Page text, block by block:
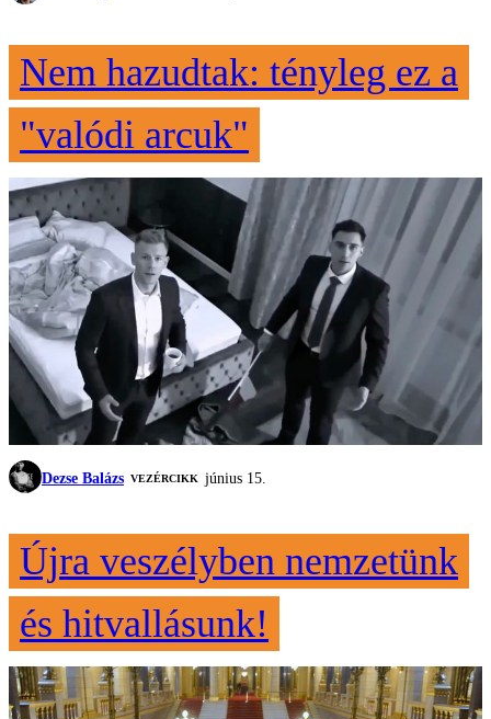
Nem hazudtak: tényleg ez a
"valódi arcuk"
Dezse Balázs VEZÉRCIKK június 15.
Újra veszélyben nemzetünk
és hitvallásunk!